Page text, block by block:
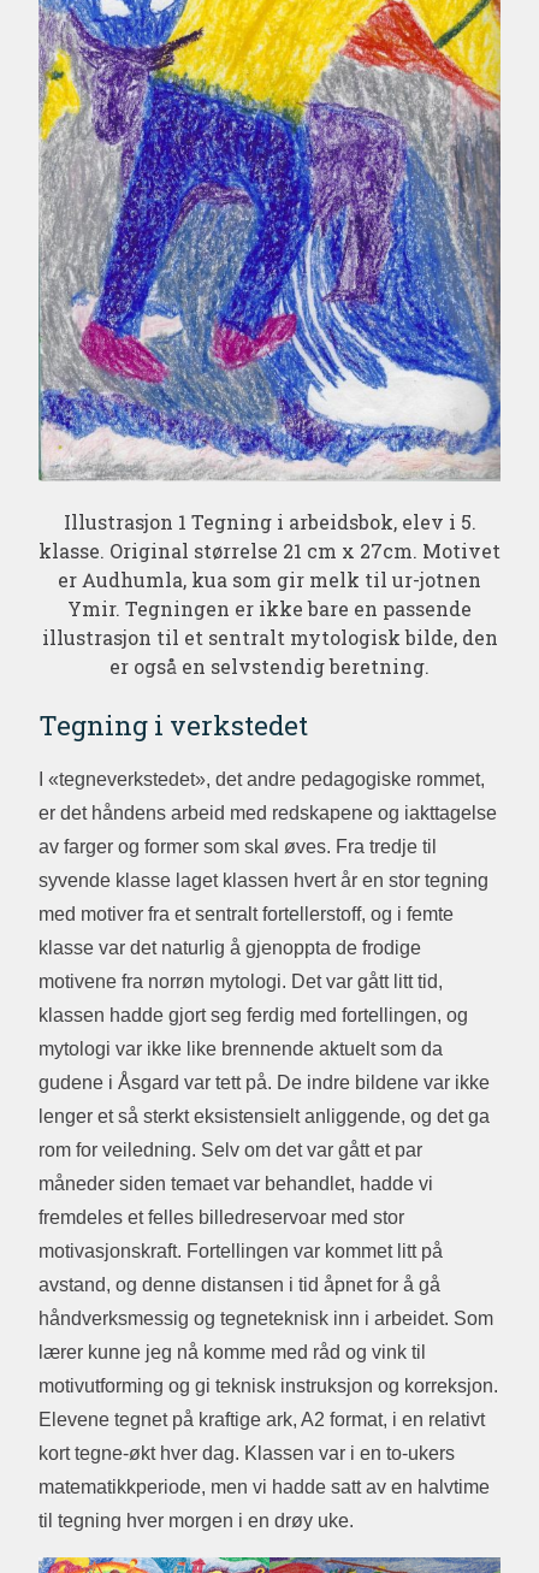
Illustrasjon 1 Tegning i arbeidsbok, elev i 5.
klasse. Original størrelse 21 cm x 27cm. Motivet
er Audhumla, kua som gir melk til ur-jotnen
Ymir. Tegningen er ikke bare en passende
illustrasjon til et sentralt mytologisk bilde, den
er også en selvstendig beretning.
Tegning i verkstedet
I «tegneverkstedet», det andre pedagogiske rommet,
er det håndens arbeid med redskapene og iakttagelse
av farger og former som skal øves. Fra tredje til
syvende klasse laget klassen hvert år en stor tegning
med motiver fra et sentralt fortellerstoff, og i femte
klasse var det naturlig å gjenoppta de frodige
motivene fra norrøn mytologi. Det var gått litt tid,
klassen hadde gjort seg ferdig med fortellingen, og
mytologi var ikke like brennende aktuelt som da
gudene i Åsgard var tett på. De indre bildene var ikke
lenger et så sterkt eksistensielt anliggende, og det ga
rom for veiledning. Selv om det var gått et par
måneder siden temaet var behandlet, hadde vi
fremdeles et felles billedreservoar med stor
motivasjonskraft. Fortellingen var kommet litt på
avstand, og denne distansen i tid åpnet for å gå
håndverksmessig og tegneteknisk inn i arbeidet. Som
lærer kunne jeg nå komme med råd og vink til
motivutforming og gi teknisk instruksjon og korreksjon.
Elevene tegnet på kraftige ark, A2 format, i en relativt
kort tegne-økt hver dag. Klassen var i en to-ukers
matematikkperiode, men vi hadde satt av en halvtime
til tegning hver morgen i en drøy uke.